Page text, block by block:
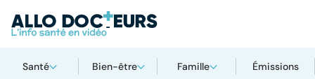
Santé Bien-être Famille Émissions